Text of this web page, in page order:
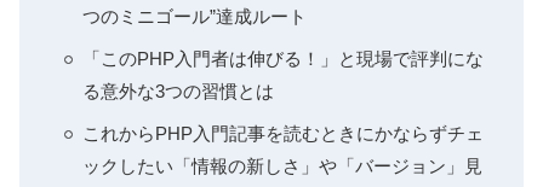
つのミニゴール”達成ルート
「このPHP入門者は伸びる！」と現場で評判にな
る意外な3つの習慣とは
これからPHP入門記事を読むときにかならずチェ
ックしたい「情報の新しさ」や「バージョン」見